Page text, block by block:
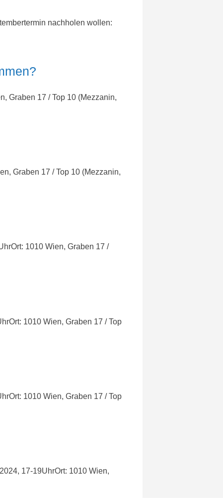
nachholen wollen:
Graben 17 / Top 10 (Mezzanin,
Graben 17 / Top 10 (Mezzanin,
1010 Wien, Graben 17 /
1010 Wien, Graben 17 / Top
1010 Wien, Graben 17 / Top
17-19UhrOrt: 1010 Wien,